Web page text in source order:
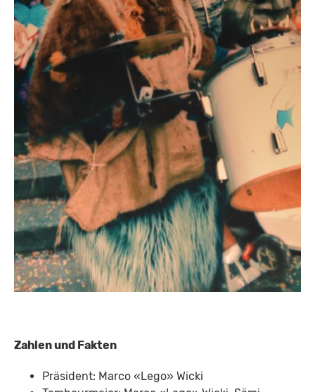
Zahlen und Fakten
Präsident: Marco «Lego» Wicki